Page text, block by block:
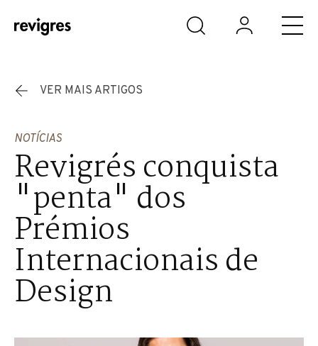
Saltar para o conteúdo principal
VER MAIS ARTIGOS
NOTÍCIAS
Revigrés conquista
"penta" dos
Prémios
Internacionais de
Design